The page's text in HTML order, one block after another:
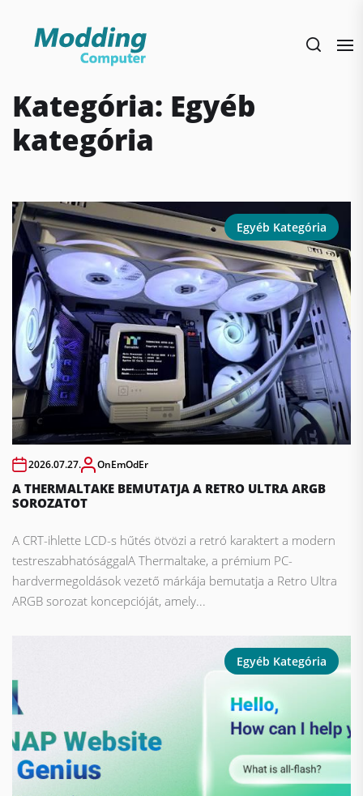
Kategória: Egyéb
kategória
Egyéb Kategória
2026.07.27. OnEmOdEr
A THERMALTAKE BEMUTATJA A RETRO ULTRA ARGB
SOROZATOT
A CRT-ihlette LCD-s hűtés ötvözi a retró karaktert a modern
testreszabhatósággalA Thermaltake, a prémium PC-
hardvermegoldások vezető márkája bemutatja a Retro Ultra
ARGB sorozat koncepcióját, amely...
Egyéb Kategória